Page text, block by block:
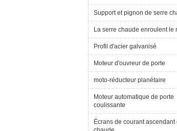
Support et pignon de serre
La serre chaude enroulent le
Profil d'acier galvanisé
Moteur d'ouvreur de porte
moto-réducteur planétaire
Moteur automatique de porte
coulissante
Écrans de courant ascendant